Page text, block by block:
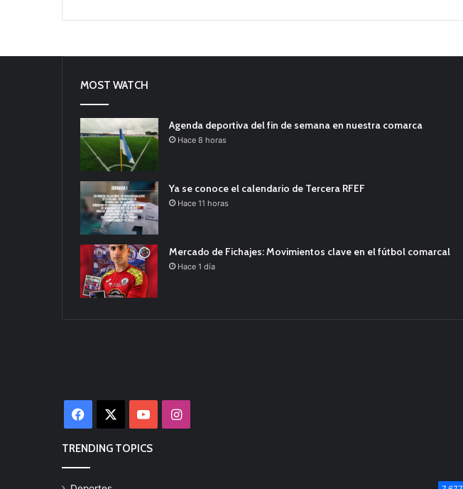
MOST WATCH
Agenda deportiva del fin de semana en nuestra comarca
Hace 8 horas
Ya se conoce el calendario de Tercera RFEF
Hace 11 horas
Mercado de Fichajes: Movimientos clave en el fútbol comarcal
Hace 1 día
Facebook YouTubeInstagram
TRENDING TOPICS